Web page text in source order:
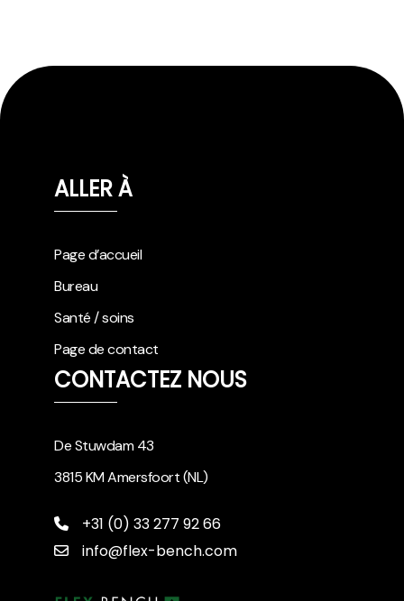
ALLER À
Page d’accueil
Bureau
Santé / soins
Page de contact
CONTACTEZ NOUS
De Stuwdam 43
3815 KM Amersfoort (NL)
+31 (0) 33 277 92 66
info@flex-bench.com